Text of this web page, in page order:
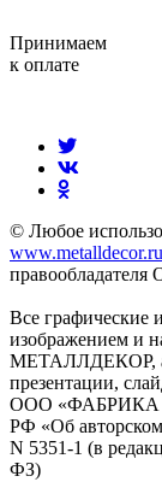
Принимаем
к оплате
© Любое
www.metalldecor.ru
Все графические
изображением и
МЕТАЛЛДЕКОР, а
презентации,
ООО «ФАБРИКА
РФ «Об
N 5351-1 (в
ФЗ)